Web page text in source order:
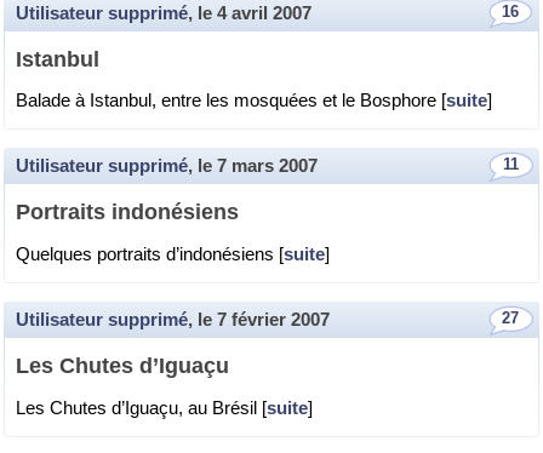
16
Utilisateur supprimé, le 4 avril 2007
Is­tan­bul
Ba­lade à Is­tan­bul, entre les mos­quées et le Bos­phore [suite]
11
Utilisateur supprimé, le 7 mars 2007
Por­traits in­do­né­siens
Quelques por­traits d’in­do­né­siens [suite]
27
Utilisateur supprimé, le 7 février 2007
Les Chutes d’Iguaçu
Les Chutes d’Iguaçu, au Bré­sil [suite]